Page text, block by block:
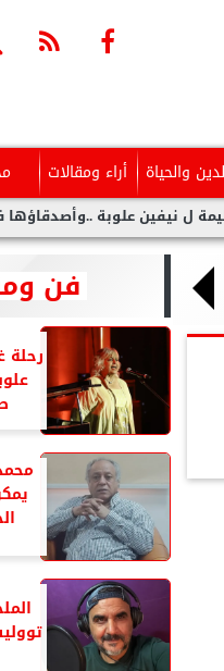
والحياة أراء ومقالات
علوبة ..وأصدقاؤها فى صيف
فن
رحلة